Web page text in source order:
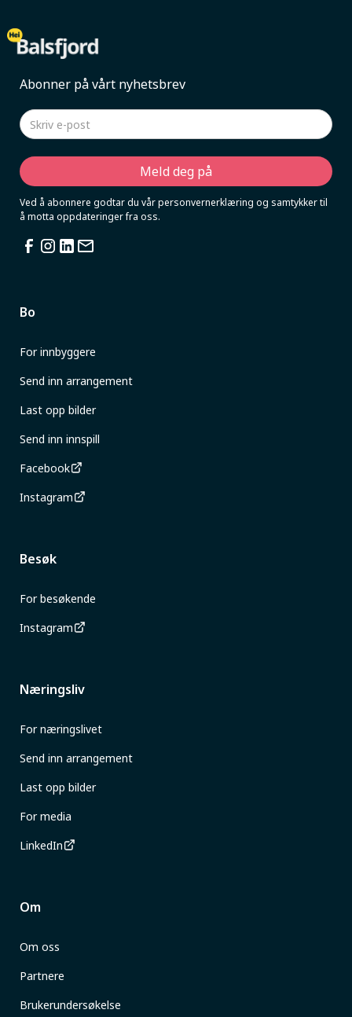
Abonner på vårt nyhetsbrev
Ved å abonnere godtar du vår personvernerklæring og samtykker til
å motta oppdateringer fra oss.
Bo
For innbyggere
Send inn arrangement
Last opp bilder
Send inn innspill
Facebook
Instagram
Besøk
For besøkende
Instagram
Næringsliv
For næringslivet
Send inn arrangement
Last opp bilder
For media
LinkedIn
Om
Om oss
Partnere
Brukerundersøkelse